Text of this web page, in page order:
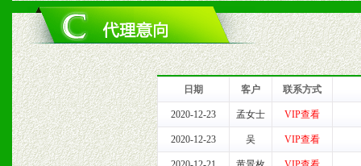
六、服务优势
1、完善的信息服务咨询中
我们将及时回复您的疑问。
2、售后服务：突发性产品
以及时受理记录并合理妥
日期 客户 联系方式
2020-12-23 孟女士 VIP查看
2020-12-23 吴 VIP查看